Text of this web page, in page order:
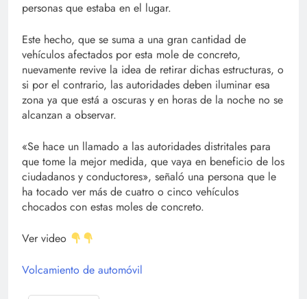
personas que estaba en el lugar.
Este hecho, que se suma a una gran cantidad de
vehículos afectados por esta mole de concreto,
nuevamente revive la idea de retirar dichas estructuras, o
si por el contrario, las autoridades deben iluminar esa
zona ya que está a oscuras y en horas de la noche no se
alcanzan a observar.
«Se hace un llamado a las autoridades distritales para
que tome la mejor medida, que vaya en beneficio de los
ciudadanos y conductores», señaló una persona que le
ha tocado ver más de cuatro o cinco vehículos
chocados con estas moles de concreto.
Ver video
Volcamiento de automóvil